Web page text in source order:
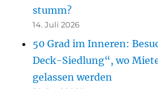
stumm?
14. Juli 2026
50 Grad im Inneren:
Deck-Siedlung“, wo
gelassen werden